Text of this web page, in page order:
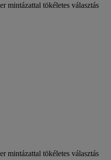
mintázattal tökéletes választás
mintázattal tökéletes választás